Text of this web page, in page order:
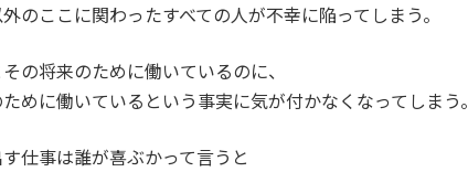
のここに関わったすべての人が不幸に陥ってしまう。
の将来のために働いているのに、
めに働いているという事実に気が付かなくなってしまう。
仕事は誰が喜ぶかって言うと